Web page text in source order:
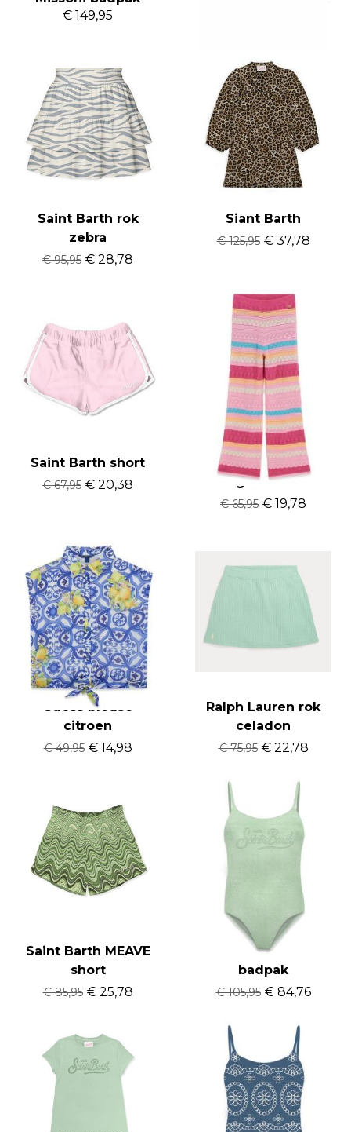
€ 149,95
Saint Barth rok
zebra
€ 95,95 € 28,78
Siant Barth
€ 125,95 € 37,78
Saint Barth short
€ 67,95 € 20,38
Guess broek
gehaakt
€ 65,95 € 19,78
Guess blouse
citroen
€ 49,95 € 14,98
Ralph Lauren rok
celadon
€ 75,95 € 22,78
Saint Barth MEAVE
short
€ 85,95 € 25,78
Saint Barth CECILLE
badpak
€ 105,95 € 84,76